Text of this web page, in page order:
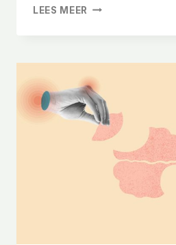
LEES MEER KAN
OP
DARMKANKER
VERLAGEN?